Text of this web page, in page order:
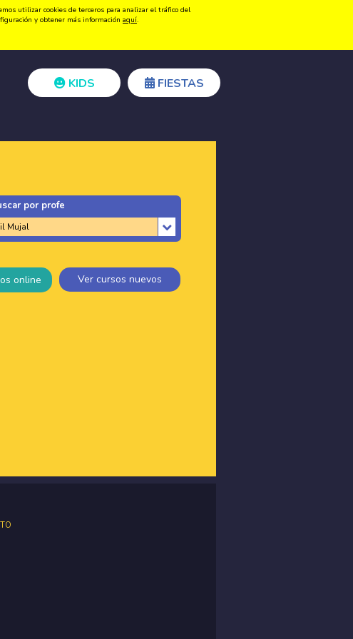
Registrarse Acceder
KIDS FIESTAS
por profe
online
Ver cursos nuevos
utilizar cookies de terceros para analizar el tráfico del
y obtener más información aquí.